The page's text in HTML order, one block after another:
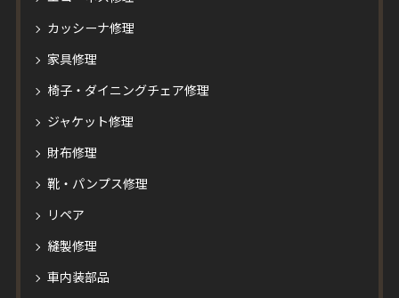
カッシーナ修理
家具修理
椅子・ダイニングチェア修理
ジャケット修理
財布修理
靴・パンプス修理
リペア
縫製修理
車内装部品